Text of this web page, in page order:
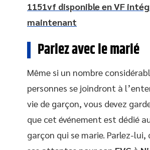
1151vf disponible en VF
maintenant
Parlez avec le marié
Même si un nombre
personnes se joindront à
vie de garçon, vous devez
que cet événement est dédié
garçon qui se marie. Parlez-lui,